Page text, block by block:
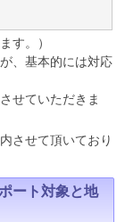
す。）
、基本的には対応
せていただきま
させて頂いており
ート対象と地